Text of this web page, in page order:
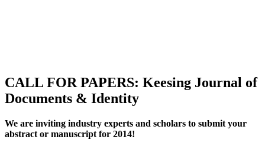
CALL FOR PAPERS: Keesing Journal of
Documents & Identity
We are inviting industry experts and scholars to submit your
abstract or manuscript for 2014!